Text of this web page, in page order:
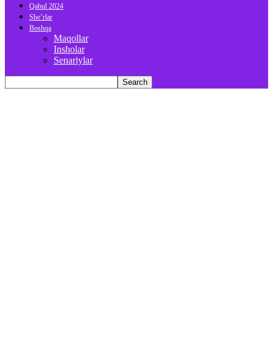
Qabul 2024
She’rlar
Boshqa
Maqollar
Insholar
Senariylar